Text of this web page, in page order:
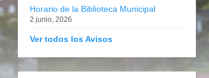
Horario de la Biblioteca Municipal
2 junio, 2026
Ver todos los Avisos